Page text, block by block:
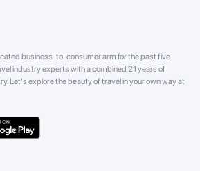
business-to-consumer arm for the past five
industry experts with a combined 21 years of
Let's explore the beauty of travel in your own way at